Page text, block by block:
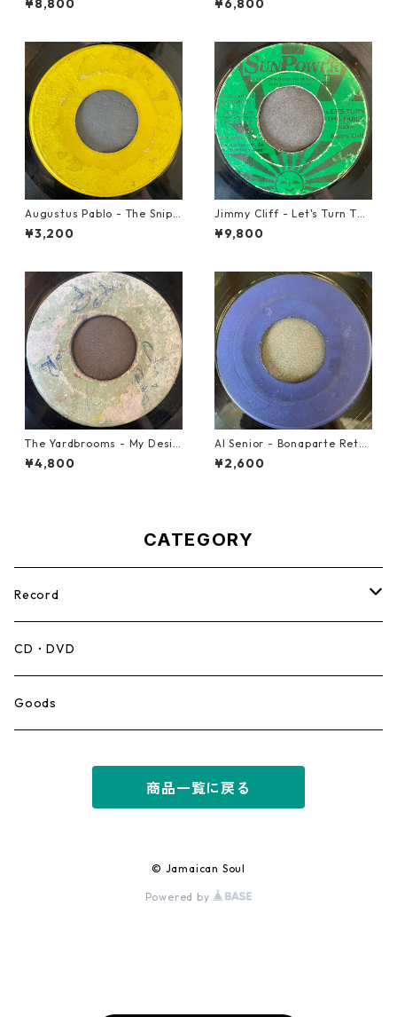
armony【7-21948】
¥8,800 ¥6,800
Augustus Pablo - The Snipe
r【7-21945】
¥3,200
Jimmy Cliff - Let's Turn The
Table【7-21999】
¥9,800
The Yardbrooms - My Desir
e【7-21922】
¥4,800
Al Senior - Bonaparte Retre
at【7-21861】
¥2,600
CATEGORY
Record
Mento,Calypso,Ballad
Ska
CD・DVD
Goods
商品一覧に戻る
© Jamaican Soul
Powered by